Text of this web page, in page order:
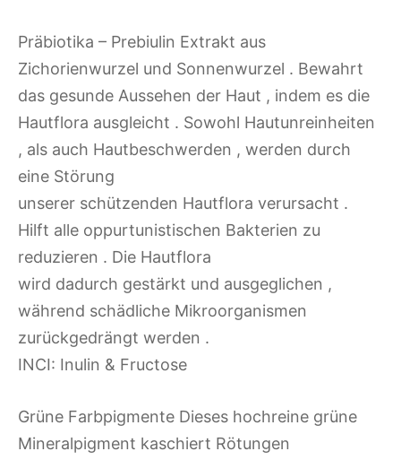
Präbiotika – Prebiulin Extrakt aus
Zichorienwurzel und Sonnenwurzel . Bewahrt
das gesunde Aussehen der Haut , indem es die
Hautflora ausgleicht . Sowohl Hautunreinheiten
, als auch Hautbeschwerden , werden durch
eine Störung
unserer schützenden Hautflora verursacht .
Hilft alle oppurtunistischen Bakterien zu
reduzieren . Die Hautflora
wird dadurch gestärkt und ausgeglichen ,
während schädliche Mikroorganismen
zurückgedrängt werden .
INCI: Inulin & Fructose
Grüne Farbpigmente Dieses hochreine grüne
Mineralpigment kaschiert Rötungen